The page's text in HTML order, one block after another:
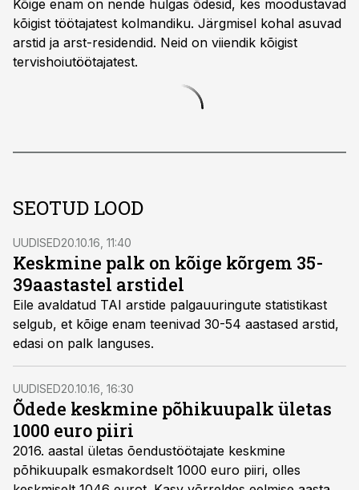
Kõige enam on nende hulgas õdesid, kes moodustavad
kõigist töötajatest kolmandiku. Järgmisel kohal asuvad
arstid ja arst-residendid. Neid on viiendik kõigist
tervishoiutöötajatest.
SEOTUD LOOD
UUDISED20.10.16, 11:40
Keskmine palk on kõige kõrgem 35-
39aastastel arstidel
Eile avaldatud TAI arstide palgauuringute statistikast
selgub, et kõige enam teenivad 30-54 aastased arstid,
edasi on palk languses.
UUDISED20.10.16, 16:30
Õdede keskmine põhikuupalk ületas
1000 euro piiri
2016. aastal ületas õendustöötajate keskmine
põhikuupalk esmakordselt 1000 euro piiri, olles